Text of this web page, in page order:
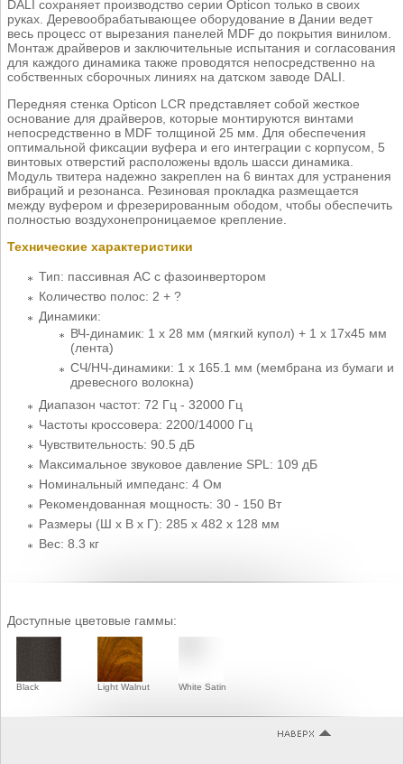
DALI сохраняет производство серии Opticon только в своих
руках. Деревообрабатывающее оборудование в Дании ведет
весь процесс от вырезания панелей MDF до покрытия винилом.
Монтаж драйверов и заключительные испытания и согласования
для каждого динамика также проводятся непосредственно на
собственных сборочных линиях на датском заводе DALI.
Передняя стенка Opticon LCR представляет собой жесткое
основание для драйверов, которые монтируются винтами
непосредственно в MDF толщиной 25 мм. Для обеспечения
оптимальной фиксации вуфера и его интеграции с корпусом, 5
винтовых отверстий расположены вдоль шасси динамика.
Модуль твитера надежно закреплен на 6 винтах для устранения
вибраций и резонанса. Резиновая прокладка размещается
между вуфером и фрезерированным ободом, чтобы обеспечить
полностью воздухонепроницаемое крепление.
Технические характеристики
Тип: пассивная АС с фазоинвертором
Количество полос: 2 + ?
Динамики:
ВЧ-динамик: 1 х 28 мм (мягкий купол) + 1 х 17х45 мм
(лента)
СЧ/НЧ-динамики: 1 х 165.1 мм (мембрана из бумаги и
древесного волокна)
Диапазон частот: 72 Гц - 32000 Гц
Частоты кроссовера: 2200/14000 Гц
Чувствительность: 90.5 дБ
Максимальное звуковое давление SPL: 109 дБ
Номинальный импеданс: 4 Ом
Рекомендованная мощность: 30 - 150 Вт
Размеры (Ш x В x Г): 285 x 482 x 128 мм
Вес: 8.3 кг
Доступные цветовые гаммы:
Black Light Walnut White Satin